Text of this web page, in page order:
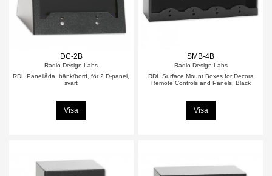
DC-2B
Radio Design Labs
RDL Panellåda, bänk/bord, för 2 D-panel,
svart
Visa
SMB-4B
Radio Design Labs
RDL Surface Mount Boxes for Decora
Remote Controls and Panels, Black
Visa